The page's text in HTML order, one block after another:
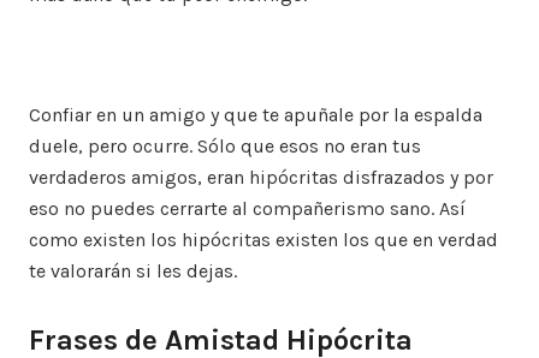
Confiar en un amigo y que te apuñale por la espalda
duele, pero ocurre. Sólo que esos no eran tus
verdaderos amigos, eran hipócritas disfrazados y por
eso no puedes cerrarte al compañerismo sano. Así
como existen los hipócritas existen los que en verdad
te valorarán si les dejas.
Frases de Amistad Hipócrita